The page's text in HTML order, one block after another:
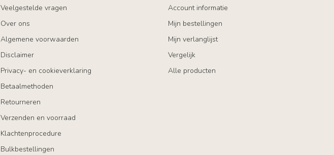
Veelgestelde vragen
Over ons
Algemene voorwaarden
Disclaimer
Privacy- en cookieverklaring
Betaalmethoden
Retourneren
Verzenden en voorraad
Klachtenprocedure
Bulkbestellingen
Account informatie
Mijn bestellingen
Mijn verlanglijst
Vergelijk
Alle producten